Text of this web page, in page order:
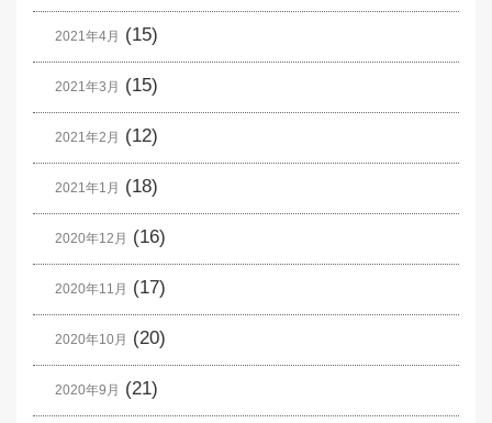
2021年4月 (15)
2021年3月 (15)
2021年2月 (12)
2021年1月 (18)
2020年12月 (16)
2020年11月 (17)
2020年10月 (20)
2020年9月 (21)